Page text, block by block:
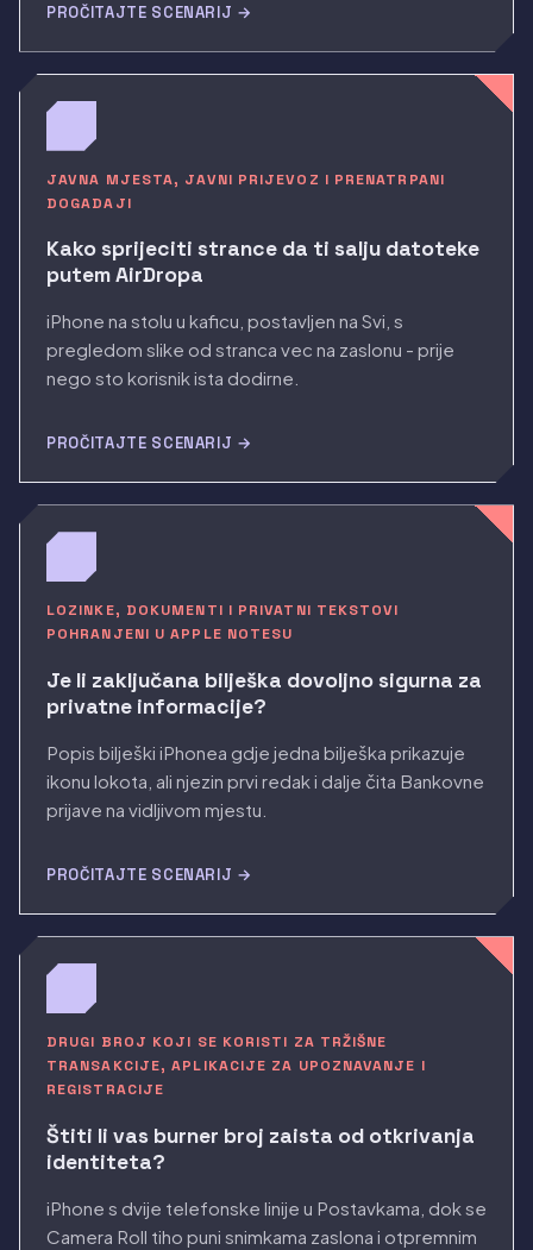
PROČITAJTE SCENARIJ →
JAVNA MJESTA, JAVNI PRIJEVOZ I PRENATRPANI
DOGADAJI
Kako sprijeciti strance da ti salju datoteke
putem AirDropa
iPhone na stolu u kaficu, postavljen na Svi, s
pregledom slike od stranca vec na zaslonu - prije
nego sto korisnik ista dodirne.
PROČITAJTE SCENARIJ →
LOZINKE, DOKUMENTI I PRIVATNI TEKSTOVI
POHRANJENI U APPLE NOTESU
Je li zaključana bilješka dovoljno sigurna za
privatne informacije?
Popis bilješki iPhonea gdje jedna bilješka prikazuje
ikonu lokota, ali njezin prvi redak i dalje čita Bankovne
prijave na vidljivom mjestu.
PROČITAJTE SCENARIJ →
DRUGI BROJ KOJI SE KORISTI ZA TRŽIŠNE
TRANSAKCIJE, APLIKACIJE ZA UPOZNAVANJE I
REGISTRACIJE
Štiti li vas burner broj zaista od otkrivanja
identiteta?
iPhone s dvije telefonske linije u Postavkama, dok se
Camera Roll tiho puni snimkama zaslona i otpremnim